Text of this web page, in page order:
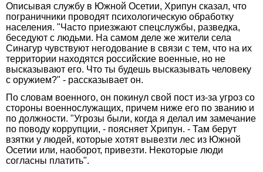
Описывая службу в Южной Осетии, Хрипун сказал, что
пограничники проводят психологическую обработку
населения. "Часто приезжают спецслужбы, разведка,
беседуют с людьми. На самом деле же жители села
Синагур чувствуют негодование в связи с тем, что на их
территории находятся российские военные, но не
высказывают его. Что ты будешь высказывать человеку
с оружием?" - рассказывает он.
По словам военного, он покинул свой пост из-за угроз со
стороны военнослужащих, причем ниже его по званию и
по должности. "Угрозы были, когда я делал им замечание
по поводу коррупции, - поясняет Хрипун. - Там берут
взятки у людей, которые хотят вывезти лес из Южной
Осетии или, наоборот, привезти. Некоторые люди
согласны платить".